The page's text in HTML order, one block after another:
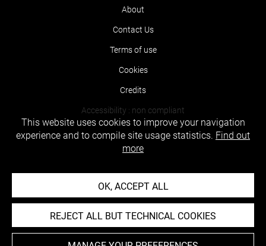
About
Contact Us
Terms of use
Cookies
Credits
Accessibility : non compliant
This website uses cookies to improve your navigation
experience and to compile site usage statistics. Find out
more
OK, ACCEPT ALL
REJECT ALL BUT TECHNICAL COOKIES